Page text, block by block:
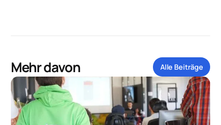
Mehr davon Alle Beiträge